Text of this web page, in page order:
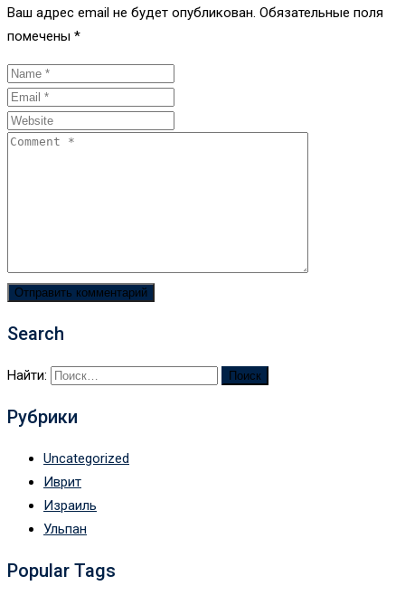
Ваш адрес email не будет опубликован. Обязательные поля
помечены *
Search
Найти:
Рубрики
Uncategorized
Иврит
Израиль
Ульпан
Popular Tags